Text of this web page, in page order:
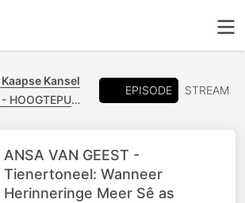
Kansel
EPISODE STREAM
ANSA VAN GEEST -
Tienertoneel: Wanneer
Herinneringe Meer Sê as